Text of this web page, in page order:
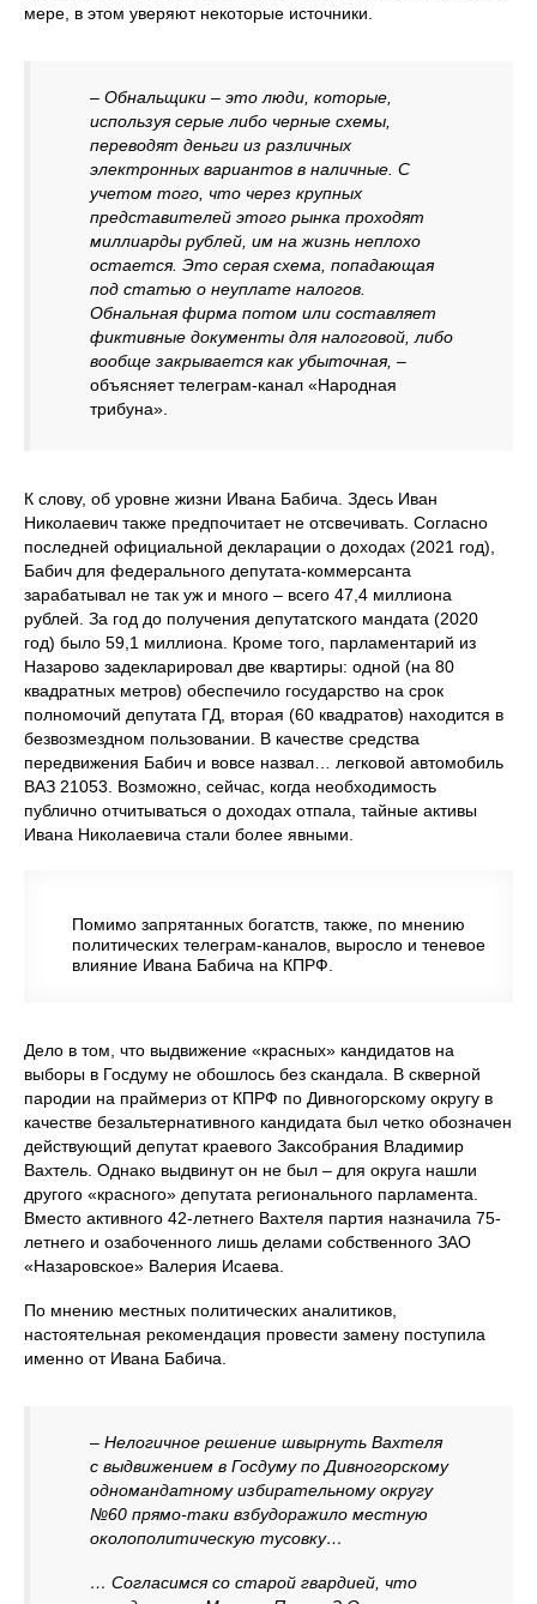
мере, в этом уверяют некоторые источники.
– Обнальщики – это люди, которые,
используя серые либо черные схемы,
переводят деньги из различных
электронных вариантов в наличные. С
учетом того, что через крупных
представителей этого рынка проходят
миллиарды рублей, им на жизнь неплохо
остается. Это серая схема, попадающая
под статью о неуплате налогов.
Обнальная фирма потом или составляет
фиктивные документы для налоговой, либо
вообще закрывается как убыточная, –
объясняет телеграм-канал «Народная
трибуна».
К слову, об уровне жизни Ивана Бабича. Здесь Иван
Николаевич также предпочитает не отсвечивать. Согласно
последней официальной декларации о доходах (2021 год),
Бабич для федерального депутата-коммерсанта
зарабатывал не так уж и много – всего 47,4 миллиона
рублей. За год до получения депутатского мандата (2020
год) было 59,1 миллиона. Кроме того, парламентарий из
Назарово задекларировал две квартиры: одной (на 80
квадратных метров) обеспечило государство на срок
полномочий депутата ГД, вторая (60 квадратов) находится в
безвозмездном пользовании. В качестве средства
передвижения Бабич и вовсе назвал… легковой автомобиль
ВАЗ 21053. Возможно, сейчас, когда необходимость
публично отчитываться о доходах отпала, тайные активы
Ивана Николаевича стали более явными.
Помимо запрятанных богатств, также, по мнению
политических телеграм-каналов, выросло и теневое
влияние Ивана Бабича на КПРФ.
Дело в том, что выдвижение «красных» кандидатов на
выборы в Госдуму не обошлось без скандала. В скверной
пародии на праймериз от КПРФ по Дивногорскому округу в
качестве безальтернативного кандидата был четко обозначен
действующий депутат краевого Заксобрания Владимир
Вахтель. Однако выдвинут он не был – для округа нашли
другого «красного» депутата регионального парламента.
Вместо активного 42-летнего Вахтеля партия назначила 75-
летнего и озабоченного лишь делами собственного ЗАО
«Назаровское» Валерия Исаева.
По мнению местных политических аналитиков,
настоятельная рекомендация провести замену поступила
именно от Ивана Бабича.
– Нелогичное решение швырнуть Вахтеля
с выдвижением в Госдуму по Дивногорскому
одномандатному избирательному округу
№60 прямо-таки взбудоражило местную
околополитическую тусовку…
… Согласимся со старой гвардией, что